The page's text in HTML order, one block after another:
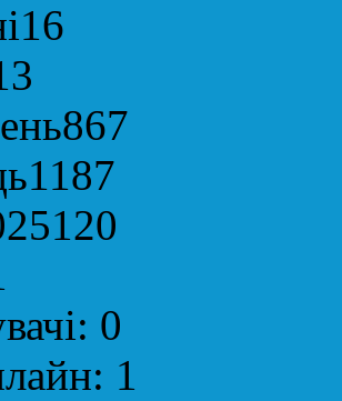
16
867
1187
0
1